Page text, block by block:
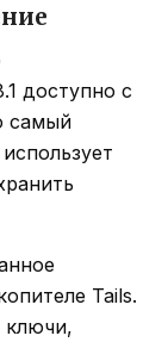
доступно с
самый
Tails.
ключи,